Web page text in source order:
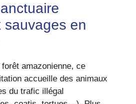
sauvages en
amazonienne, ce
accueille des animaux
du trafic illégal